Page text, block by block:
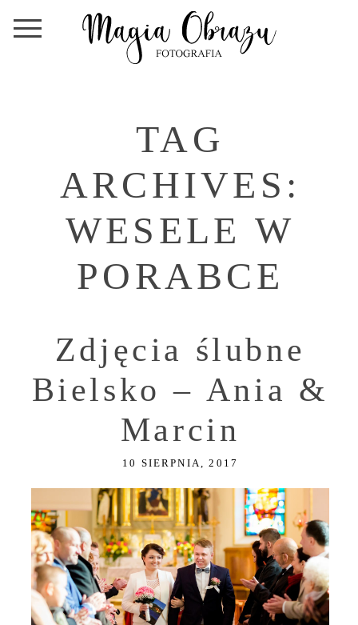
TAG
ARCHIVES:
WESELE W
PORABCE
Zdjęcia ślubne
Bielsko – Ania &
Marcin
10 SIERPNIA, 2017